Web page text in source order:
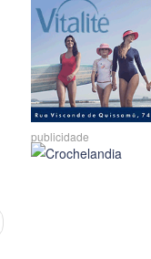
publicidade